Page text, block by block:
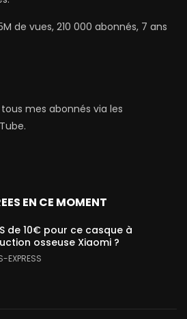
de vues, 210 000 abonnés, 7 ans
mes abonnés via les
EN CE MOMENT
de 10€ pour ce casque à
osseuse Xiaomi ?
EXPRESS